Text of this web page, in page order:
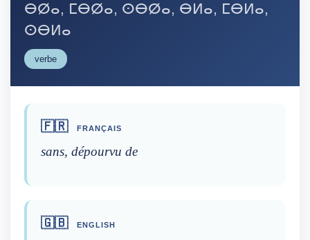
ⴱⵁⴰ, ⵎⴱⵁⴰ, ⵙⴱⵁⴰ, ⴱⵍⴰ, ⵎⴱⵍⴰ,
ⵙⴱⵍⴰ
verbe
🇫🇷 FRANÇAIS
sans, dépourvu de
🇬🇧 ENGLISH